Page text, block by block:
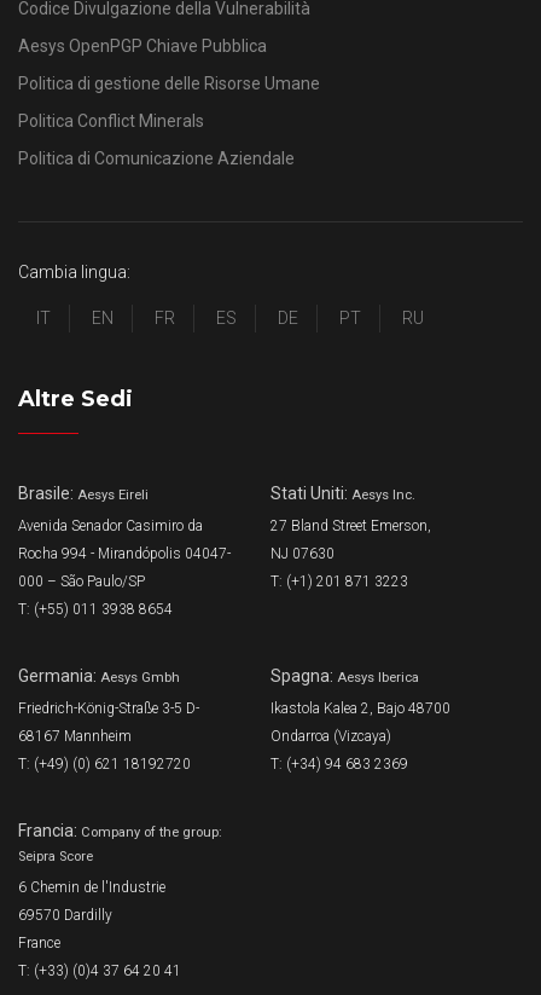
Codice Divulgazione della Vulnerabilità
Aesys OpenPGP Chiave Pubblica
Politica di gestione delle Risorse Umane
Politica Conflict Minerals
Politica di Comunicazione Aziendale
Cambia lingua:
IT EN FR ES DE PT RU
Altre Sedi
Brasile: Aesys Eireli
Avenida Senador Casimiro da
Rocha 994 - Mirandópolis 04047-
000 – São Paulo/SP
T: (+55) 011 3938 8654
Stati Uniti: Aesys Inc.
27 Bland Street Emerson,
NJ 07630
T: (+1) 201 871 3223
Germania: Aesys Gmbh
Friedrich-König-Straße 3-5 D-
68167 Mannheim
T: (+49) (0) 621 18192720
Spagna: Aesys Iberica
Ikastola Kalea 2, Bajo 48700
Ondarroa (Vizcaya)
T: (+34) 94 683 2369
Francia: Company of the group:
Seipra Score
6 Chemin de l'Industrie
69570 Dardilly
France
T: (+33) (0)4 37 64 20 41